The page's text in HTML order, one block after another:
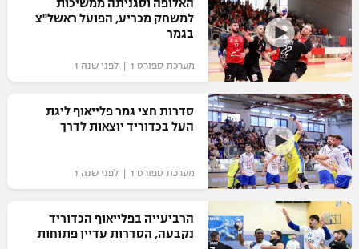
תקנון פעילות ספורט 1
רשיון להקרנה פומבית לבית עסק
הצטרפות לחבילת הערוצים
לוח דרושים – ג'ובנט
תגיות
המגזין
האלופה וסגניתה ממשיכות
למשחק מכריע, הפועל ראשל"צ
בגמר
מערכת ספורט 1 | לפני שנה 1
סדרות חצי גמר פלייאוף ליגת
העל בכדוריד יוצאות לדרך
מערכת ספורט 1 | לפני שנה 1
הרביעייה בפלייאוף הכדוריד
נקבעה, הסדרות עדיין פתוחות